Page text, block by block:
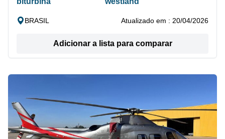
BRASIL Atualizado em : 20/04/2026
Adicionar a lista para comparar